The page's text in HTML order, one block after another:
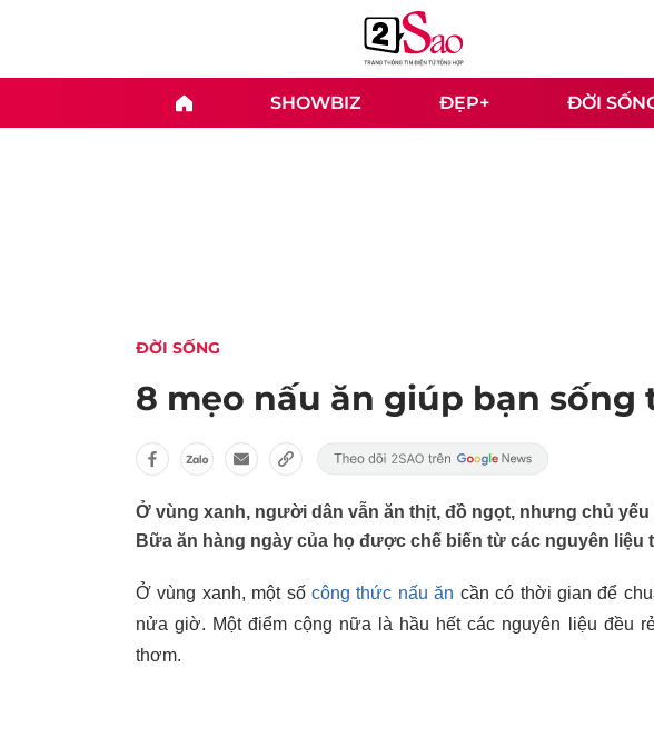
SHOWBIZ ĐẸP+ ĐỜI
ĐỜI SỐNG
8 mẹo nấu ăn giúp bạn sống
Ở vùng xanh, người dân vẫn ăn thịt, đồ ngọt, nhưng chủ
Bữa ăn hàng ngày của họ được chế biến từ các nguyên
Ở vùng xanh, một sốcông thức nấu ăn cần có thời gian để
nửa giờ. Một điểm cộng nữa là hầu hết các nguyên liệu đều
thơm.